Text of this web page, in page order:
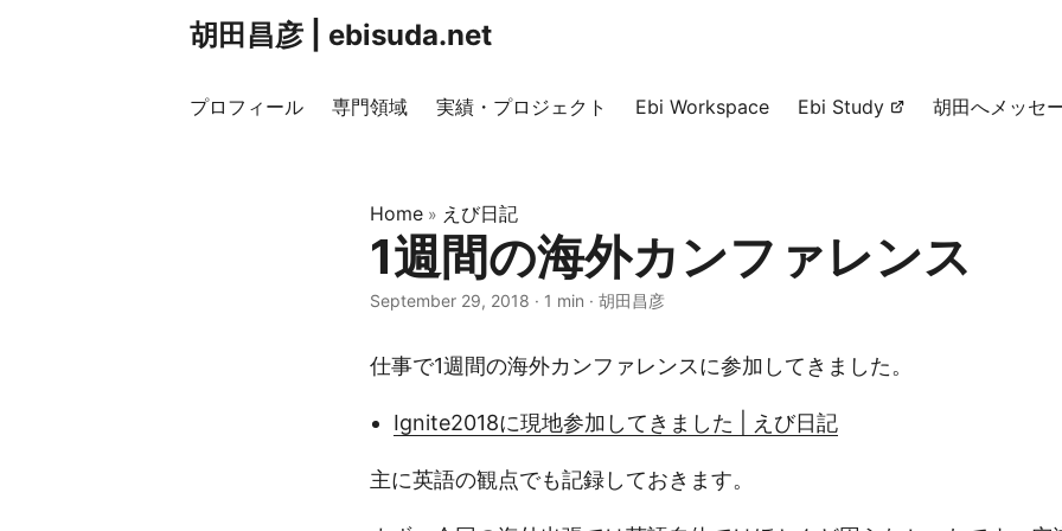
胡田昌彦 | ebisuda.net
プロフィール 専門領域 実績・プロジェクト Ebi Workspace Ebi Study 胡田へメッセ
Home » えび日記
1週間の海外カンファレンス
September 29, 2018 · 1 min · 胡田昌彦
仕事で1週間の海外カンファレンスに参加してきました。
Ignite2018に現地参加してきました | えび日記
主に英語の観点でも記録しておきます。